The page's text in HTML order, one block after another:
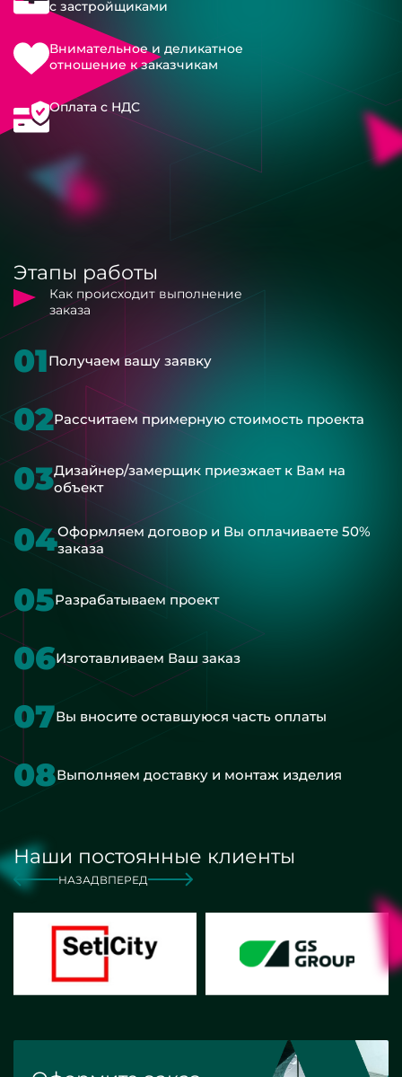
с застройщиками
Внимательное и деликатное
отношение к заказчикам
Оплата с НДС
Этапы работы
Как происходит выполнение
заказа
01Получаем вашу заявку
02Рассчитаем примерную стоимость проекта
03Дизайнер/замерщик приезжает к Вам на
объект
04Оформляем договор и Вы оплачиваете 50%
заказа
05Разрабатываем проект
06Изготавливаем Ваш заказ
07Вы вносите оставшуюся часть оплаты
08Выполняем доставку и монтаж изделия
Наши постоянные клиенты
НАЗАД ВПЕРЕД